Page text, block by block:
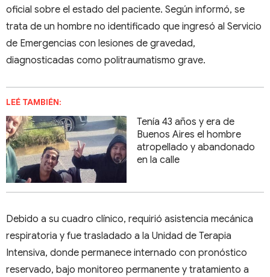
oficial sobre el estado del paciente. Según informó, se
trata de un hombre no identificado que ingresó al Servicio
de Emergencias con lesiones de gravedad,
diagnosticadas como politraumatismo grave.
LEÉ TAMBIÉN:
Tenía 43 años y era de
Buenos Aires el hombre
atropellado y abandonado
en la calle
Debido a su cuadro clínico, requirió asistencia mecánica
respiratoria y fue trasladado a la Unidad de Terapia
Intensiva, donde permanece internado con pronóstico
reservado, bajo monitoreo permanente y tratamiento a